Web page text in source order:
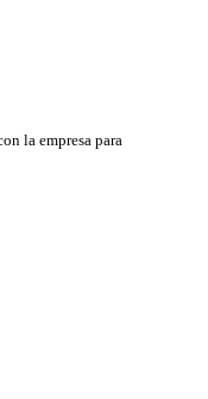
la empresa para